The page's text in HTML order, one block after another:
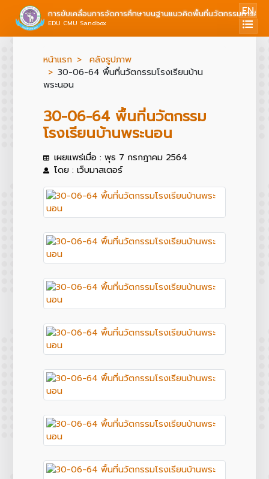
การขับเคลื่อนการจัดการศึกษาบนฐานแนวคิดพื้นที่นวัตกรรมการศึก
EDU CMU Sandbox
EN
หน้าแรก
คลังรูปภาพ
30-06-64 พื้นที่นวัตกรรมโรงเรียนบ้าน
พระนอน
30-06-64 พื้นที่นวัตกรรม
โรงเรียนบ้านพระนอน
เผยแพร่เมื่อ : พุธ 7 กรกฎาคม 2564
โดย : เว็บมาสเตอร์